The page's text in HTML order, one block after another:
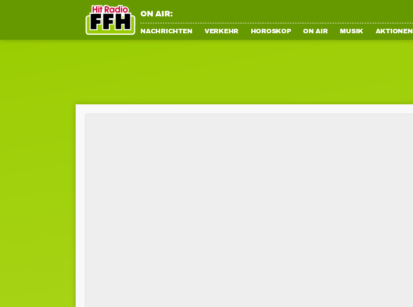
ON AIR:
NACHRICHTEN VERKEHR HOROSKOP ON AIR MUSIK AKTIONEN